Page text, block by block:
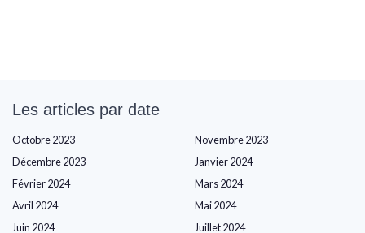
Les articles par date
Octobre 2023
Novembre 2023
Décembre 2023
Janvier 2024
Février 2024
Mars 2024
Avril 2024
Mai 2024
Juin 2024
Juillet 2024